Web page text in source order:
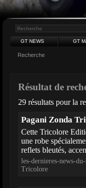
GT NEWS GT
Recherche
Résultat de
29 résultats pour la
Pagani Zonda
Cette Tricolore
une robe
reflets bleutés,
les-dernieres-news-
Tricolore